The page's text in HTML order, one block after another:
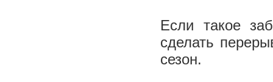
Если такое
сделать
сезон.